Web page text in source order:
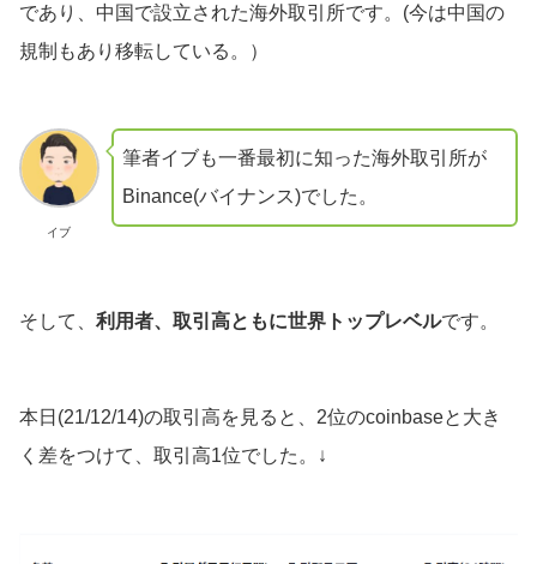
であり、中国で設立された海外取引所です。(今は中国の
規制もあり移転している。）
イブ
筆者イブも一番最初に知った海外取引所が
Binance(バイナンス)でした。
そして、 利用者、取引高ともに世界トップレベルです。
本日(21/12/14)の取引高を見ると、2位のcoinbaseと大き
く差をつけて、取引高1位でした。↓